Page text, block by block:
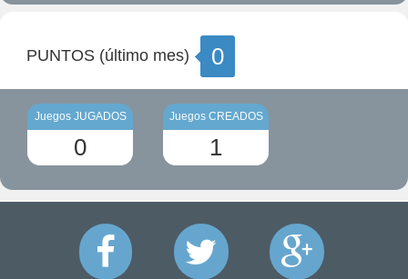
PUNTOS (último mes) 0
Juegos JUGADOS
0
Juegos CREADOS
1